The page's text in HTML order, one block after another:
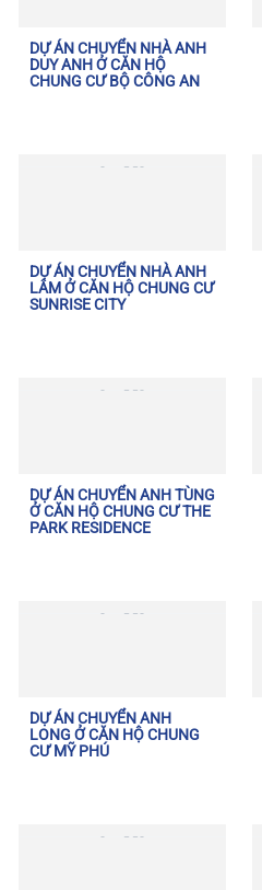
DỰ ÁN CHUYỂN NHÀ ANH
DUY ANH Ở CĂN HỘ
CHUNG CƯ BỘ CÔNG AN
DỰ ÁN CHUYỂN NHÀ ANH
LÂM Ở CĂN HỘ CHUNG CƯ
SUNRISE CITY
DỰ ÁN CHUYỂN ANH TÙNG
Ở CĂN HỘ CHUNG CƯ THE
PARK RESIDENCE
DỰ ÁN CHUYỂN ANH
LONG Ở CĂN HỘ CHUNG
CƯ MỸ PHÚ